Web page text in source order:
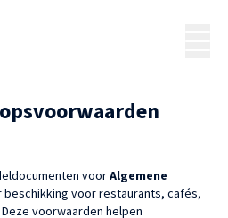
voorAlgemene
beschikking voor restaurants, cafés,
voorwaarden helpen